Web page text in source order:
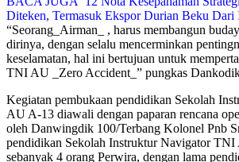
Diteken, Termasuk Ekspor Durian Beku Dari
“Seorang_Airman_ , harus membangun
dirinya, dengan selalu mencerminkan
keselamatan, hal ini bertujuan untuk
TNI AU _Zero Accident_” pungkas
Kegiatan pembukaan pendidikan Sekolah
AU A-13 diawali dengan paparan rencana
oleh Danwingdik 100/Terbang Kolonel Pnb
pendidikan Sekolah Instruktur Navigator
sebanyak 4 orang Perwira, dengan lama